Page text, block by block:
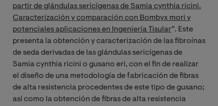
partir de glándulas sericígenas de Samia cynthia ricini.
Caracterización y comparación con Bombyx mori y
potenciales aplicaciones en Ingeniería Tisular”. Este
presenta la obtención y caracterización de las fibroínas
de seda derivadas de las glándulas sericígenas de
Samia cynthia ricini o gusano eri, con el fin de realizar
el diseño de una metodología de fabricación de fibras
de alta resistencia procedentes de este tipo de gusano;
así como la obtención de fibras de alta resistencia